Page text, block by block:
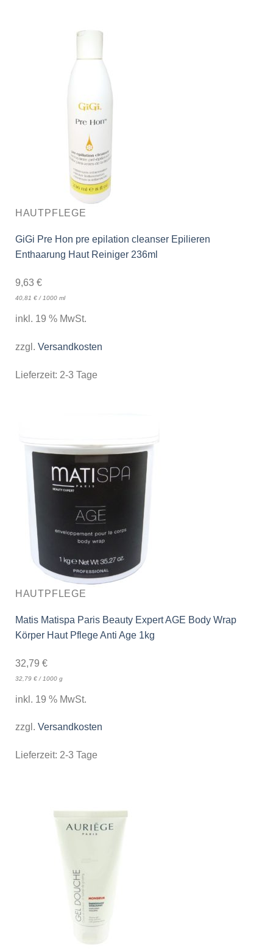
HAUTPFLEGE
GiGi Pre Hon pre epilation cleanser Epilieren
Enthaarung Haut Reiniger 236ml
9,63 €
40,81 €/ 1000 ml
inkl. 19 % MwSt.
zzgl. Versandkosten
Lieferzeit: 2-3 Tage
HAUTPFLEGE
Matis Matispa Paris Beauty Expert AGE Body Wrap
Körper Haut Pflege Anti Age 1kg
32,79 €
32,79 €/ 1000 g
inkl. 19 % MwSt.
zzgl. Versandkosten
Lieferzeit: 2-3 Tage